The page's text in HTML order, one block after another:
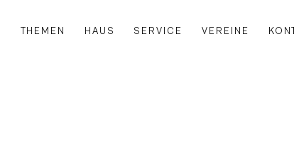
THEMEN HAUS SERVICE VEREINE